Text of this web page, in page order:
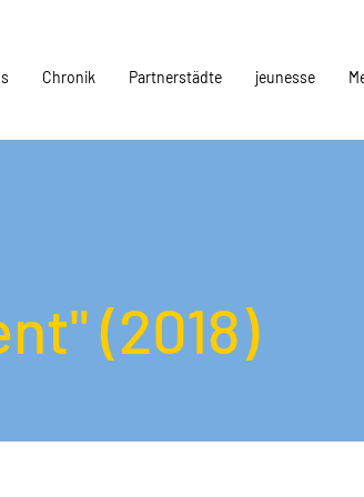
Chronik Partnerstädte jeunesse
(2018)